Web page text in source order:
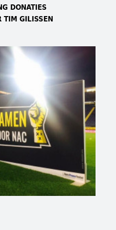
DONATIES
TIM GILISSEN